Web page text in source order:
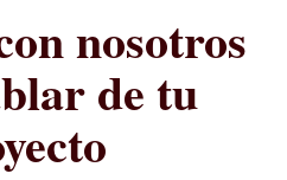
nosotros
de tu